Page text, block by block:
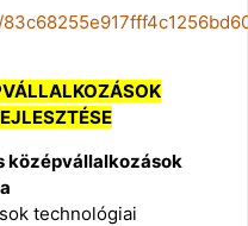
középvállalkozások
technológiai